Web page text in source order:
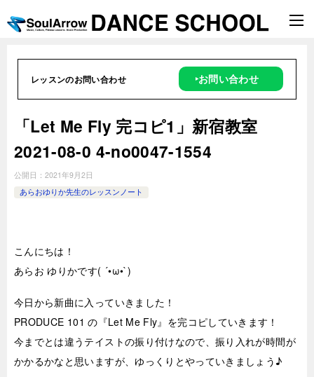
レッスンのお問い合わせ ‣お問い合わせ
「Let Me Fly 完コピ1」新宿教室
2021-08-0 4-no0047-1554
公開日： 2021年9月2日
あらおゆりか先生のレッスンノート
こんにちは！
あらお ゆりかです( ´•ω•`)
今日から新曲に入っていきました！
PRODUCE 101 の『Let Me Fly』を完コピしていきます！
今までとは違うテイストの振り付けなので、振り入れが時間が
かかるかなと思いますが、ゆっくりとやっていきましょう♪